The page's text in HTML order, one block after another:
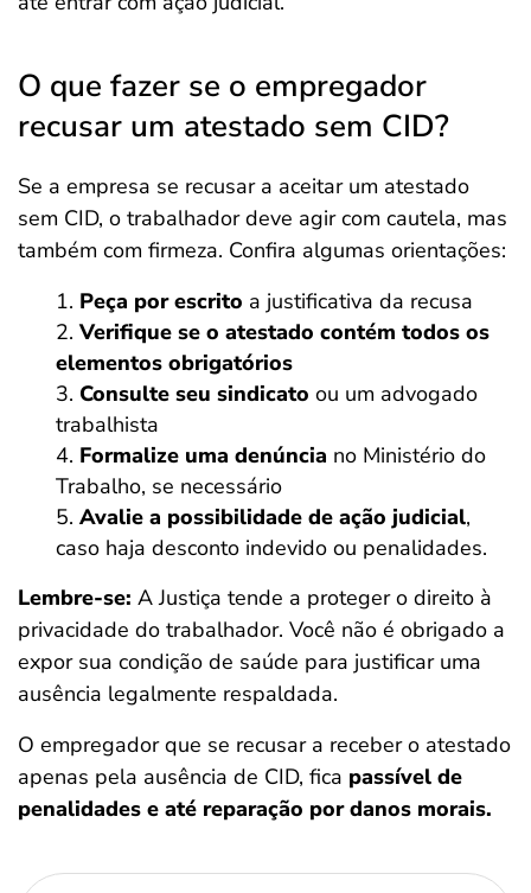
O que fazer se o empregador
recusar um atestado sem CID?
Se a empresa se recusar a aceitar um atestado
sem CID, o trabalhador deve agir com cautela, mas
também com firmeza. Confira algumas orientações:
Peça por escrito a justificativa da recusa
Verifique se o atestado contém todos os
elementos obrigatórios
Consulte seu sindicato ou um advogado
trabalhista
Formalize uma denúncia no Ministério do
Trabalho, se necessário
Avalie a possibilidade de ação judicial,
caso haja desconto indevido ou penalidades.
Lembre-se: A Justiça tende a proteger o direito à
privacidade do trabalhador. Você não é obrigado a
expor sua condição de saúde para justificar uma
ausência legalmente respaldada.
O empregador que se recusar a receber o atestado
apenas pela ausência de CID, fica passível de
penalidades e até reparação por danos morais.